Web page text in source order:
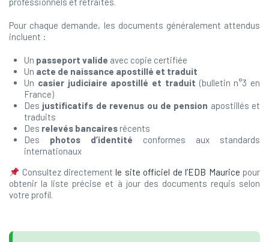
Pour chaque demande, les documents généralement attendus
incluent :
Un passeport valide avec copie certifiée
Un acte de naissance apostillé et traduit
Un casier judiciaire apostillé et traduit (bulletin n°3 en
France)
Des justificatifs de revenus ou de pension apostillés et
traduits
Des relevés bancaires récents
Des photos d’identité conformes aux standards
internationaux
Consultez directementle site officiel de l’EDB Maurice pour
obtenir la liste précise et à jour des documents requis selon
votre profil.